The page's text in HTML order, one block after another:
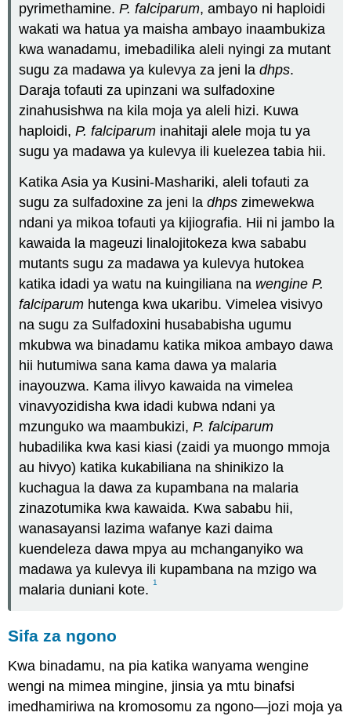
pyrimethamine.P. falciparum, ambayo ni haploidi
wakati wa hatua ya maisha ambayo inaambukiza
kwa wanadamu, imebadilika aleli nyingi za mutant
sugu za madawa ya kulevya za jeni ladhps.
Daraja tofauti za upinzani wa sulfadoxine
zinahusishwa na kila moja ya aleli hizi. Kuwa
haploidi,P. falciparum inahitaji alele moja tu ya
sugu ya madawa ya kulevya ili kuelezea tabia hii.
Katika Asia ya Kusini-Mashariki, aleli tofauti za
sugu za sulfadoxine za jeni ladhps zimewekwa
ndani ya mikoa tofauti ya kijiografia. Hii ni jambo la
kawaida la mageuzi linalojitokeza kwa sababu
mutants sugu za madawa ya kulevya hutokea
katika idadi ya watu na kuingiliana na wengine P.
falciparum hutenga kwa ukaribu. Vimelea visivyo
na sugu za Sulfadoxini husababisha ugumu
mkubwa wa binadamu katika mikoa ambayo dawa
hii hutumiwa sana kama dawa ya malaria
inayouzwa. Kama ilivyo kawaida na vimelea
vinavyozidisha kwa idadi kubwa ndani ya
mzunguko wa maambukizi,P. falciparum
hubadilika kwa kasi kiasi (zaidi ya muongo mmoja
au hivyo) katika kukabiliana na shinikizo la
kuchagua la dawa za kupambana na malaria
zinazotumika kwa kawaida. Kwa sababu hii,
wanasayansi lazima wafanye kazi daima
kuendeleza dawa mpya au mchanganyiko wa
madawa ya kulevya ili kupambana na mzigo wa
malaria duniani kote.1
Sifa za ngono
Kwa binadamu, na pia katika wanyama wengine
wengi na mimea mingine, jinsia ya mtu binafsi
imedhamiriwa na kromosomu za ngono—jozi moja ya